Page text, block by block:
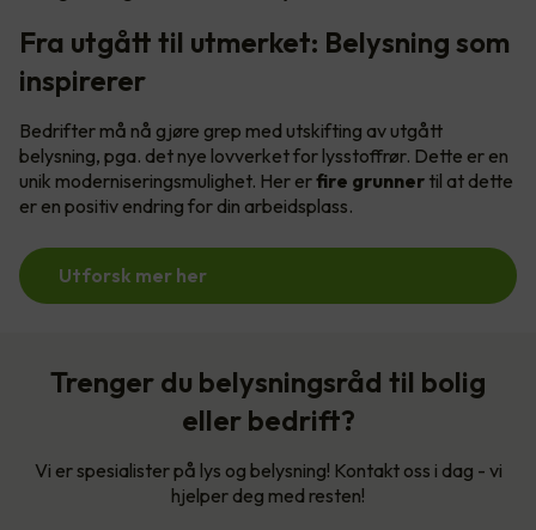
Fra utgått til utmerket: Belysning som
inspirerer
Bedrifter må nå gjøre grep med utskifting av utgått
belysning, pga. det nye lovverket for lysstoffrør. Dette er en
unik moderniseringsmulighet. Her erfire grunner til at dette
er en positiv endring for din arbeidsplass.
Utforsk mer her
Trenger du belysningsråd til bolig
eller bedrift?
Vi er spesialister på lys og belysning! Kontakt oss i dag - vi
hjelper deg med resten!